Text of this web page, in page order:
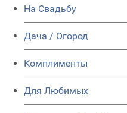
На Свадьбу
Дача / Огород
Комплименты
Для Любимых